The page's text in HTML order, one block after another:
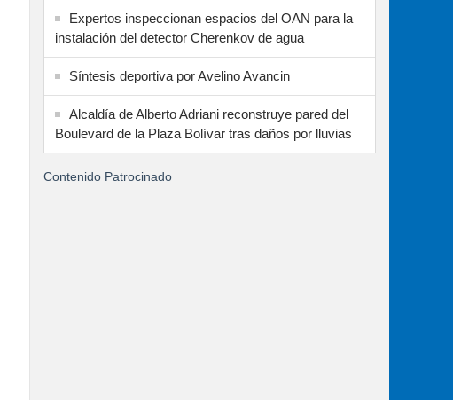
Expertos inspeccionan espacios del OAN para la
instalación del detector Cherenkov de agua
Síntesis deportiva por Avelino Avancin
Alcaldía de Alberto Adriani reconstruye pared del
Boulevard de la Plaza Bolívar tras daños por lluvias
Contenido Patrocinado